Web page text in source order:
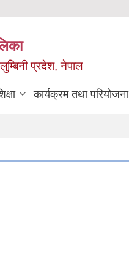
प्रदेश, नेपाल
कार्यक्रम तथा परियोजना